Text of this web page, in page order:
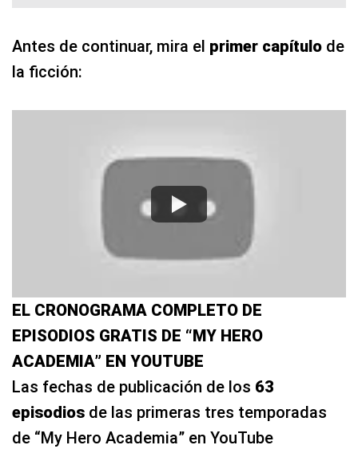
Antes de continuar, mira el primer capítulo de
la ficción:
EL CRONOGRAMA COMPLETO DE
EPISODIOS GRATIS DE “MY HERO
ACADEMIA” EN YOUTUBE
Las fechas de publicación de los 63
episodios de las primeras tres temporadas
de “My Hero Academia” en YouTube